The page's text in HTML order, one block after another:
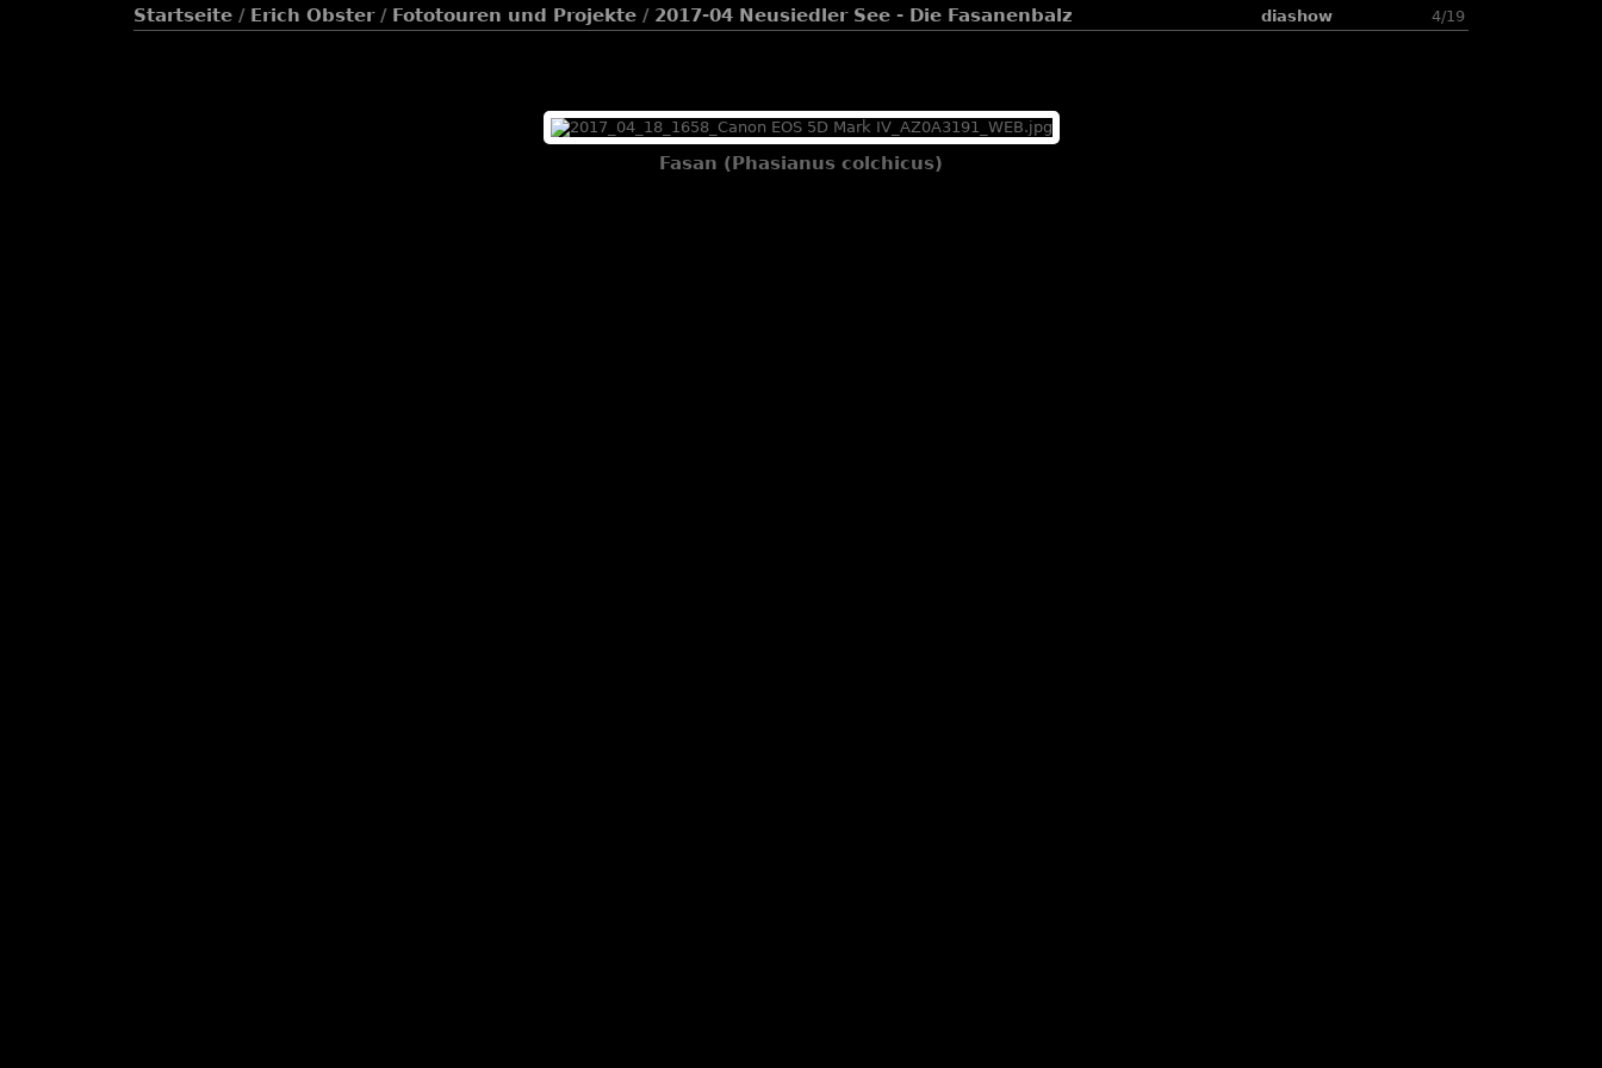
Startseite / Erich Obster/ Fototouren und Projekte / 2017-04 Neusiedler See - Die Fasanenbalz 4/19
diashow
Fasan (Phasianus colchicus)